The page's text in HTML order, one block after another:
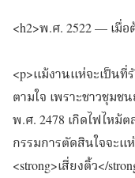
<h2>พ.ศ. 2522 — เมื่อ
<p>แม้งานแห่จะเป็นที่
ตามใจ เพราะชาวชุมช
พ.ศ. 2478 เกิดไฟไหม้
กรรมการตัดสินใจจะแ
<strong>เสี่ยงติ้ว</